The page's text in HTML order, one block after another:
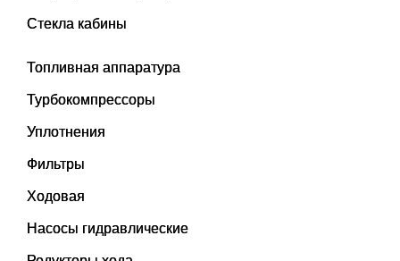
Стекла кабины
Топливная аппаратура
Турбокомпрессоры
Уплотнения
Фильтры
Ходовая
Насосы гидравлические